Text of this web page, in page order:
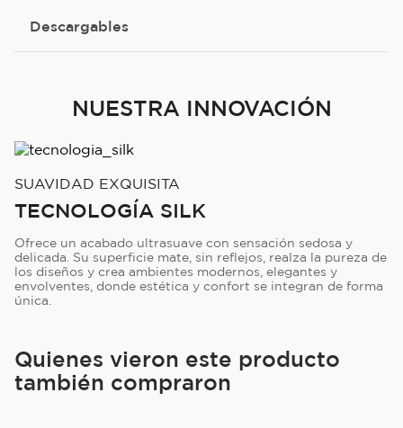
Descargables
NUESTRA INNOVACIÓN
SUAVIDAD EXQUISITA
TECNOLOGÍA SILK
Ofrece un acabado ultrasuave con sensación sedosa y
delicada. Su superficie mate, sin reflejos, realza la pureza de
los diseños y crea ambientes modernos, elegantes y
envolventes, donde estética y confort se integran de forma
única.
Quienes vieron este producto
también compraron